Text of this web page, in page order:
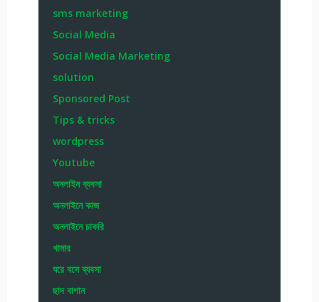
sms marketing
Social Media
Social Media Marketing
solution
Sponsored Post
Tips & tricks
wordpress
Youtube
অনলাইন ব্যবসা
অনলাইনে কাজ
অনলাইনে চাকরি
খামার
ঘরে বসে ব্যবসা
ছাদ বাগান